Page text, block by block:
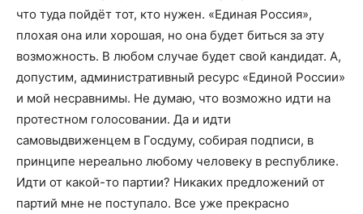
что туда пойдёт тот, кто нужен. «Единая Россия»,
плохая она или хорошая, но она будет биться за эту
возможность. В любом случае будет свой кандидат. А,
допустим, административный ресурс «Единой России»
и мой несравнимы. Не думаю, что возможно идти на
протестном голосовании. Да и идти
самовыдвиженцем в Госдуму, собирая подписи, в
принципе нереально любому человеку в республике.
Идти от какой-то партии? Никаких предложений от
партий мне не поступало. Все уже прекрасно